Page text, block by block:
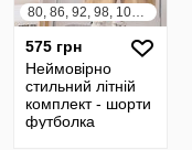
80, 86, 92, 98, 104, 110, 116, 122
575 грн
Неймовірно
стильний літній
комплект - шорти
футболка